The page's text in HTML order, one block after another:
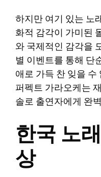
하지만 여기 있는 노
화적 감각이 가미된
와 국제적인 감각을
별 이벤트를 통해 단
애로 가득 찬 잊을
퍼펙트 가라오케는
솔로 출연자에게 완
한국 노
상